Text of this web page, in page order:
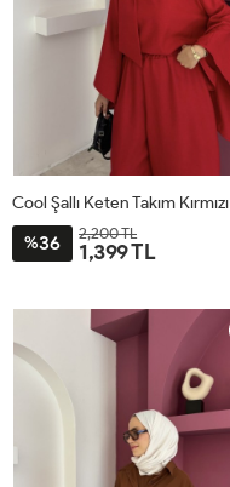
Cool Şallı Keten Takım Kırmızı
%36 2,200 TL
1,399 TL